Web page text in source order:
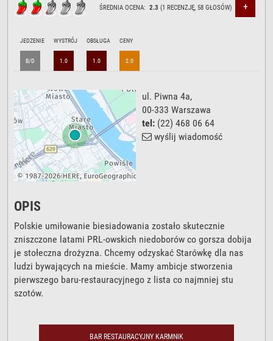
ŚREDNIA OCENA:2.3 (1 RECENZJĘ, 58 GŁOSÓW) +
JEDZENIE
B/D
WYSTRÓJ
1.0
OBSŁUGA
1.0
CENY
2.0
ul. Piwna 4a,
00-333 Warszawa
tel: (22) 468 06 64
wyślij wiadomość
OPIS
Polskie umiłowanie biesiadowania zostało skutecznie
zniszczone latami PRL-owskich niedoborów co gorsza dobija
je stołeczna drożyzna. Chcemy odzyskać Starówkę dla nas
ludzi bywających na mieście. Mamy ambicje stworzenia
pierwszego baru-restauracyjnego z lista co najmniej stu
szotów.
BAR RESTAURACYJNY KARMNIK